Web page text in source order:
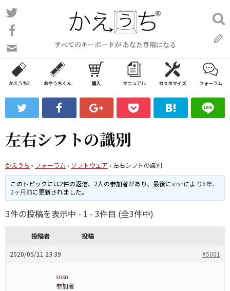
コ
ン
ン
ツ
ス
ッ
すべてのキーボードが あなた専用になる
い
合
わ
フ
ォ
ム
検
索:
かえうち2 おやうちくん 購入 マニュアル カスタマイズ フォーラム
左右シフトの識別
かえうち › フォーラム › ソフトウェア › 左右シフトの識別
このトピックには2件の返信、2人の参加者があり、最後にsnsnにより6年、
2ヶ月前に更新されました。
3件の投稿を表示中 - 1 - 3件目 (全3件中)
投稿者 投稿
2020/05/11 23:39 #5001
snsn
参加者